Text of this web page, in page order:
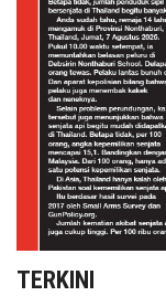
TERKINI